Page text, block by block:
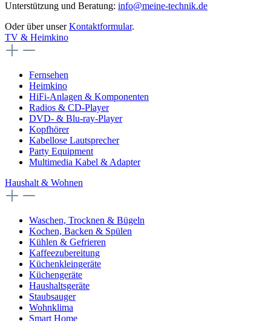
Unterstützung und Beratung: info@meine-technik.de
Oder über unserKontaktformular.
TV & Heimkino
Fernsehen
Heimkino
HiFi-Anlagen & Komponenten
Radios & CD-Player
DVD- & Blu-ray-Player
Kopfhörer
Kabellose Lautsprecher
Party Equipment
Multimedia Kabel & Adapter
Haushalt & Wohnen
Waschen, Trocknen & Bügeln
Kochen, Backen & Spülen
Kühlen & Gefrieren
Kaffeezubereitung
Küchenkleingeräte
Küchengeräte
Haushaltsgeräte
Staubsauger
Wohnklima
Smart Home